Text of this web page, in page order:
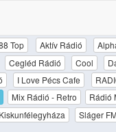
Top Aktív Rádió
Cegléd Rádió Cool
I Love Pécs Cafe
Mix Rádió - Retro Rádió
Sláger